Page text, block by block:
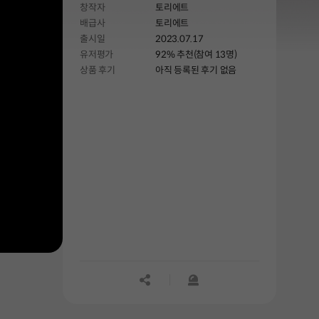
창작자
토리에트
배급사
토리에트
출시일
2023.07.17
유저평가
92% 추천(참여 13명)
상품 후기
아직 등록된 후기 없음
공유하기신고하기